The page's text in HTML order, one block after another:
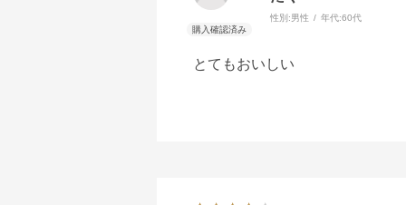
性別:男性 年代:60代
とてもおいしい